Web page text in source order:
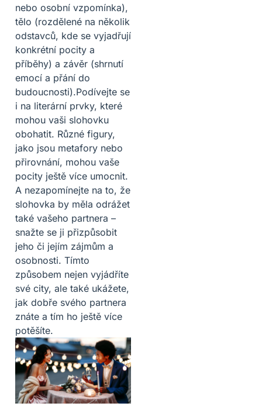
nebo osobní vzpomínka),
tělo (rozdělené na několik
odstavců, kde se vyjadřují
konkrétní pocity a
příběhy) a závěr (shrnutí
emocí a přání do
budoucnosti).Podívejte se
i na literární prvky, které
mohou vaši slohovku
obohatit. Různé figury,
jako jsou metafory nebo
přirovnání, mohou vaše
pocity ještě více umocnit.
A nezapomínejte na to, že
slohovka by měla odrážet
také vašeho partnera –
snažte se ji přizpůsobit
jeho či jejím zájmům a
osobnosti. Tímto
způsobem nejen vyjádříte
své city, ale také ukážete,
jak dobře svého partnera
znáte a tím ho ještě více
potěšíte.